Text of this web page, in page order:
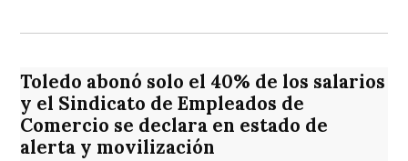
Toledo abonó solo el 40% de los salarios
y el Sindicato de Empleados de
Comercio se declara en estado de
alerta y movilización